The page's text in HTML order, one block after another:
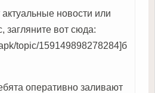
новости или
загляните вот сюда:
topic/159149898278284]б
оперативно заливают